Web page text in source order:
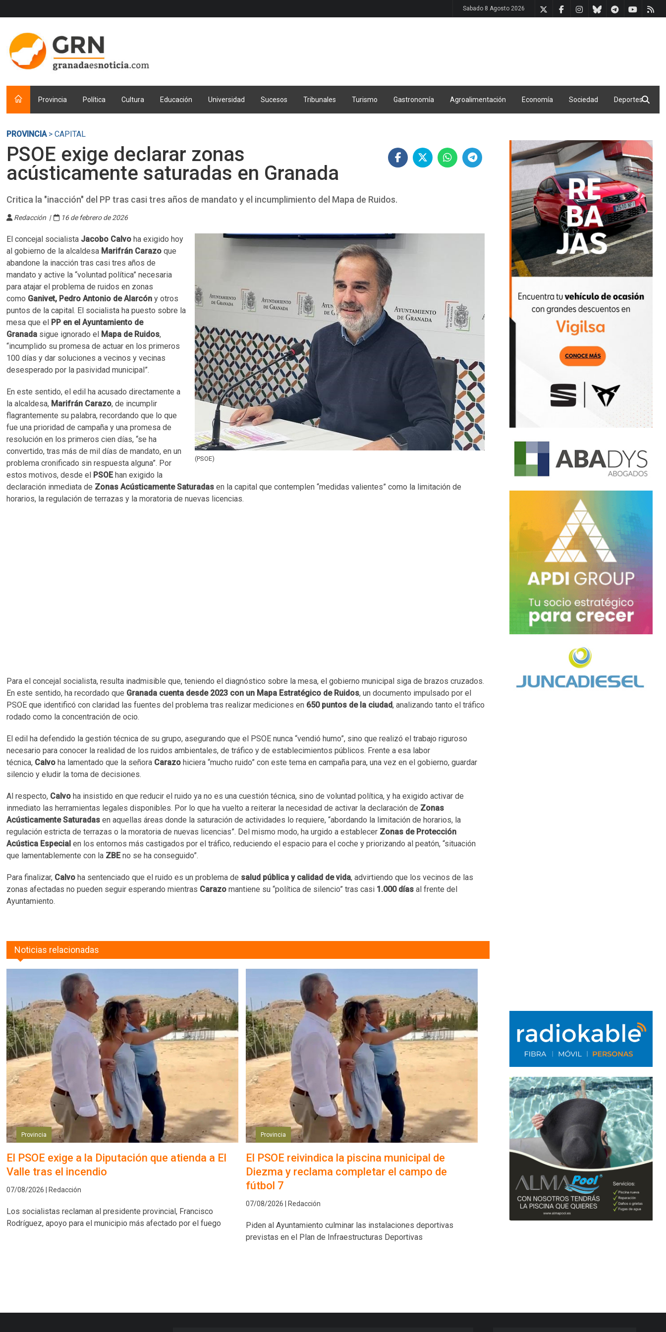
Sabado 8 Agosto 2026
Provincia Política Cultura Educación Universidad Sucesos Tribunales Turismo Gastronomía Agroalimentación Economía Sociedad Deportes
PROVINCIA> CAPITAL
PSOE exige declarar zonas
acústicamente saturadas en Granada
Critica la "inacción" del PP tras casi tres años de mandato y el incumplimiento del Mapa de Ruidos.
Redacción | 16 de febrero de 2026
(PSOE)
El concejal socialista Jacobo Calvo ha exigido hoy
al gobierno de la alcaldesa Marifrán Carazo que
abandone la inacción tras casi tres años de
mandato y active la “voluntad política” necesaria
para atajar el problema de ruidos en zonas
como Ganivet, Pedro Antonio de Alarcón y otros
puntos de la capital. El socialista ha puesto sobre la
mesa que el PP en el Ayuntamiento de
Granada sigue ignorado el Mapa de Ruidos,
“incumplido su promesa de actuar en los primeros
100 días y dar soluciones a vecinos y vecinas
desesperado por la pasividad municipal”.
En este sentido, el edil ha acusado directamente a
la alcaldesa, Marifrán Carazo, de incumplir
flagrantemente su palabra, recordando que lo que
fue una prioridad de campaña y una promesa de
resolución en los primeros cien días, “se ha
convertido, tras más de mil días de mandato, en un
problema cronificado sin respuesta alguna”. Por
estos motivos, desde el PSOEhan exigido la
declaración inmediata de Zonas Acústicamente Saturadas en la capital que contemplen “medidas valientes” como la limitación de
horarios, la regulación de terrazas y la moratoria de nuevas licencias.
Para el concejal socialista, resulta inadmisible que, teniendo el diagnóstico sobre la mesa, el gobierno municipal siga de brazos cruzados.
En este sentido, ha recordado que Granada cuenta desde 2023 con un Mapa Estratégico de Ruidos, un documento impulsado por el
PSOE que identificó con claridad las fuentes del problema tras realizar mediciones en 650 puntos de la ciudad, analizando tanto el tráfico
rodado como la concentración de ocio.
El edil ha defendido la gestión técnica de su grupo, asegurando que el PSOE nunca “vendió humo”, sino que realizó el trabajo riguroso
necesario para conocer la realidad de los ruidos ambientales, de tráfico y de establecimientos públicos. Frente a esa labor
técnica, Calvo ha lamentado que la señora Carazo hiciera “mucho ruido” con este tema en campaña para, una vez en el gobierno, guardar
silencio y eludir la toma de decisiones.
Al respecto, Calvo ha insistido en que reducir el ruido ya no es una cuestión técnica, sino de voluntad política, y ha exigido activar de
inmediato las herramientas legales disponibles. Por lo que ha vuelto a reiterar la necesidad de activar la declaración de Zonas
Acústicamente Saturadas en aquellas áreas donde la saturación de actividades lo requiere, “abordando la limitación de horarios, la
regulación estricta de terrazas o la moratoria de nuevas licencias”. Del mismo modo, ha urgido a establecer Zonas de Protección
Acústica Especial en los entornos más castigados por el tráfico, reduciendo el espacio para el coche y priorizando al peatón, “situación
que lamentablemente con la ZBEno se ha conseguido”.
Para finalizar, Calvo ha sentenciado que el ruido es un problema de salud pública y calidad de vida, advirtiendo que los vecinos de las
zonas afectadas no pueden seguir esperando mientras Carazo mantiene su “política de silencio” tras casi 1.000 días al frente del
Ayuntamiento.
Noticias relacionadas
Provincia
El PSOE exige a la Diputación que atienda a El
Valle tras el incendio
07/08/2026 | Redacción
Los socialistas reclaman al presidente provincial, Francisco
Rodríguez, apoyo para el municipio más afectado por el fuego
Provincia
El PSOE reivindica la piscina municipal de
Diezma y reclama completar el campo de
fútbol 7
07/08/2026 | Redacción
Piden al Ayuntamiento culminar las instalaciones deportivas
previstas en el Plan de Infraestructuras Deportivas